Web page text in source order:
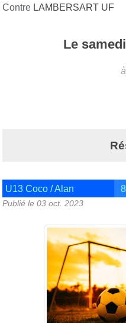
Contre LAMBERSART UF
Le samedi
U13 Coco / Alan 8
Publié le 03 oct. 2023